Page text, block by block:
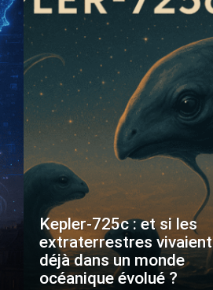
Kepler-725c : et si les
extraterrestres vivaient
déjà dans un monde
océanique évolué ?